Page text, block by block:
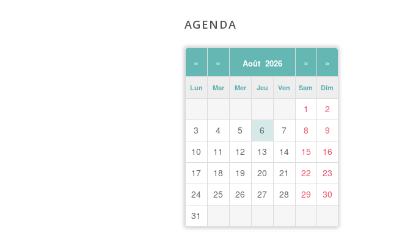
AGENDA
« « Août 2026 » »
Lun Mar Mer Jeu Ven Sam Dim
1
2
3
4 5 6 7 8
9
10
11 12 13 14 15
16
17
18 19 20 21 22
23
24
25 26 27 28 29
30
31